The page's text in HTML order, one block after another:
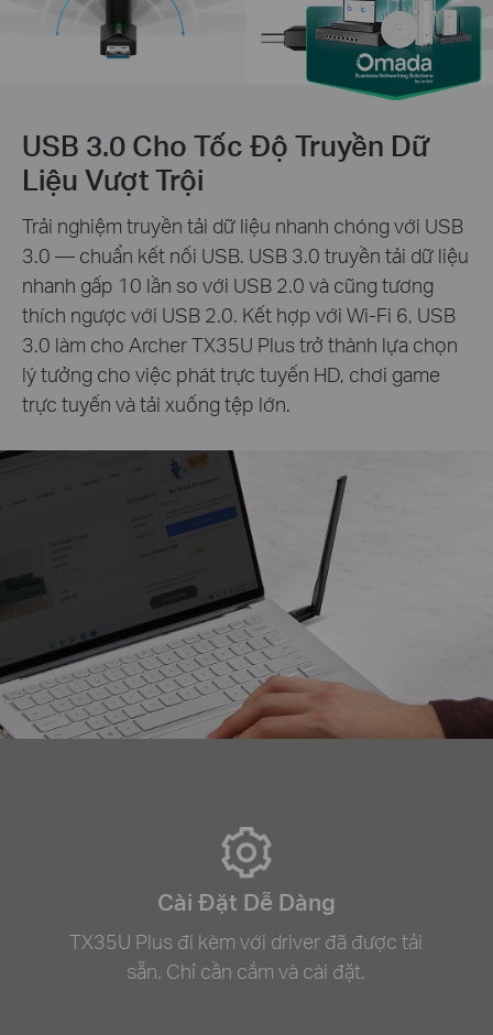
USB 3.0 Cho Tốc Độ Truyền Dữ
Liệu Vượt Trội
Trải nghiệm truyền tải dữ liệu nhanh chóng với USB
3.0 — chuẩn kết nối USB. USB 3.0 truyền tải dữ liệu
nhanh gấp 10 lần so với USB 2.0 và cũng tương
thích ngược với USB 2.0. Kết hợp với Wi-Fi 6, USB
3.0 làm cho Archer TX35U Plus trở thành lựa chọn
lý tưởng cho việc phát trực tuyến HD, chơi game
trực tuyến và tải xuống tệp lớn.
Cài Đặt Dễ Dàng
TX35U Plus đi kèm với driver đã được tải
sẵn. Chỉ cần cắm và cài đặt.